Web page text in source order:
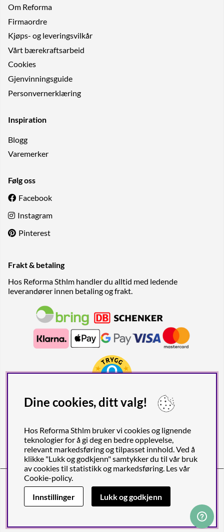
Om Reforma
Firmaordre
Kjøps- og leveringsvilkår
Vårt bærekraftsarbeid
Cookies
Gjenvinningsguide
Personvernerklæring
Inspiration
Blogg
Varemerker
Følg oss
Facebook
Instagram
Pinterest
Frakt & betaling
Hos Reforma Sthlm handler du alltid med ledende
leverandører innen betaling og frakt.
Reforma Sthlm AB (org. nr. 556849-2606)
Birger Jarlsgatan 57C (Obs! Endast postadress), SE-113 56
STOCKHOLM, Sverige
Dine cookies, ditt valg!
Hos Reforma Sthlm bruker vi cookies og lignende
teknologier for å gi deg en bedre opplevelse,
relevant markedsføring og tilpasset innhold. Ved å
klikke "Lukk og godkjenn" samtykker du til vår bruk
av cookies til statistikk og markedsføring. Les vår
Cookie-policy.
Innstillinger
Lukk og godkjenn